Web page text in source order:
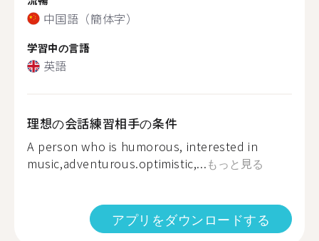
中国語（簡体字）
学習中の言語
英語
理想の会話練習相手の条件
A person who is humorous, interested in
music,adventurous.optimistic,...もっと見る
アプリをダウンロードする